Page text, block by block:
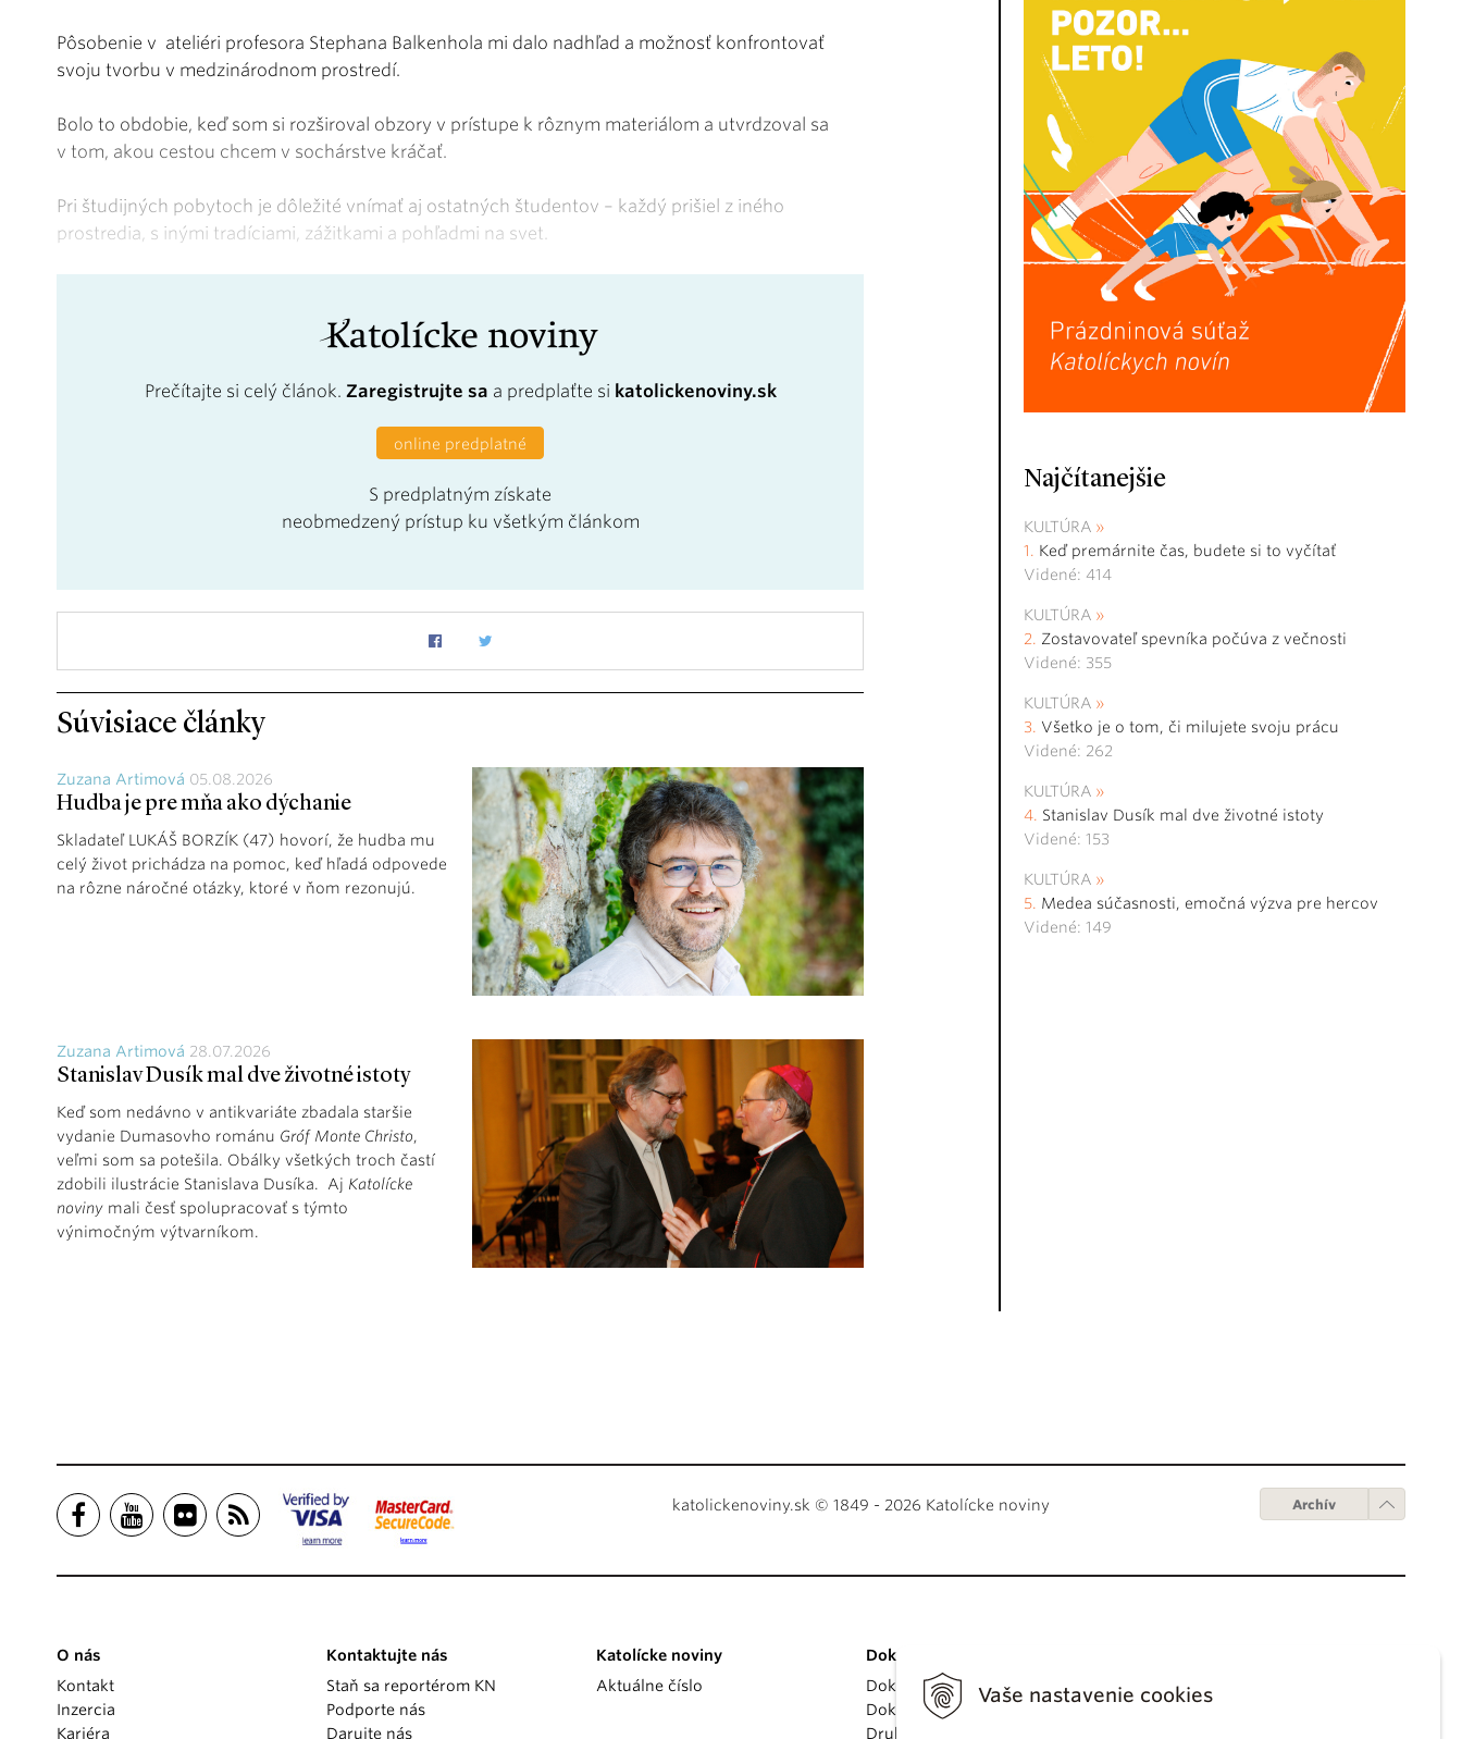
Vaše nastavenie cookies
Pôsobenie v ateliéri profesora Stephana Balkenhola mi dalo nadhľad a možnosť konfrontovať
svoju tvorbu v medzinárodnom prostredí.
Bolo to obdobie, keď som si rozširoval obzory v prístupe k rôznym materiálom a utvrdzoval sa
v tom, akou cestou chcem v sochárstve kráčať.
Pri študijných pobytoch je dôležité vnímať aj ostatných študentov – každý prišiel z iného
prostredia, s inými tradíciami, zážitkami a pohľadmi na svet.
Prečítajte si celý článok. Zaregistrujte sa a predplaťte si katolickenoviny.sk
online predplatné
S predplatným získate
neobmedzený prístup ku všetkým článkom
Súvisiace články
Zuzana Artimová 05.08.2026
Hudba je pre mňa ako dýchanie
Skladateľ LUKÁŠ BORZÍK (47) hovorí, že hudba mu
celý život prichádza na pomoc, keď hľadá odpovede
na rôzne náročné otázky, ktoré v ňom rezonujú.
Zuzana Artimová 28.07.2026
Stanislav Dusík mal dve životné istoty
Keď som nedávno v antikvariáte zbadala staršie
vydanie Dumasovho románu Gróf Monte Christo,
veľmi som sa potešila. Obálky všetkých troch častí
zdobili ilustrácie Stanislava Dusíka. Aj Katolícke
noviny mali česť spolupracovať s týmto
výnimočným výtvarníkom.
Najčítanejšie
KULTÚRA
Keď premárnite čas, budete si to vyčítať
Videné: 414
KULTÚRA
Zostavovateľ spevníka počúva z večnosti
Videné: 355
KULTÚRA
Všetko je o tom, či milujete svoju prácu
Videné: 262
KULTÚRA
Stanislav Dusík mal dve životné istoty
Videné: 153
KULTÚRA
Medea súčasnosti, emočná výzva pre hercov
Videné: 149
katolickenoviny.sk © 1849 - 2026 Katolícke noviny Archív
O nás
Kontakt
Inzercia
Kariéra
Kontaktujte nás
Staň sa reportérom KN
Podporte nás
Darujte nás
Katolícke noviny
Aktuálne číslo
Dokumenty
Dokumenty pápežov
Dokumenty vatikánskych úradov
Druhý vatikánsky koncil
Digitálne vydanie